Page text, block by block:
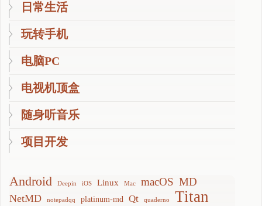
日常生活
玩转手机
电脑PC
电视机顶盒
随身听音乐
项目开发
Android Deepin iOS Linux Mac macOS MD
NetMD notepadqq platinum-md Qt quaderno
Titan